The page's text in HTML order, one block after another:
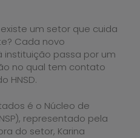
um setor que cuida
Cada novo
passa por um
no qual tem contato
HNSD.
é o Núcleo de
representado pela
do setor, Karina